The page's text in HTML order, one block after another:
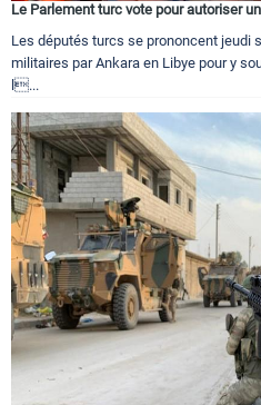
Le Parlement turc vote pour autoriser
Les députés turcs se prononcent jeudi
militaires par Ankara en Libye pour y
l...